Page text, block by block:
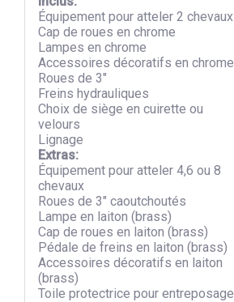
Équipement pour atteler 2 chevaux
Cap de roues en chrome
Lampes en chrome
Accessoires décoratifs en chrome
Roues de 3″
Freins hydrauliques
Choix de siège en cuirette ou
velours
Lignage
Extras:
Équipement pour atteler 4,6 ou 8
chevaux
Roues de 3″ caoutchoutés
Lampe en laiton (brass)
Cap de roues en laiton (brass)
Pédale de freins en laiton (brass)
Accessoires décoratifs en laiton
(brass)
Toile protectrice pour entreposage